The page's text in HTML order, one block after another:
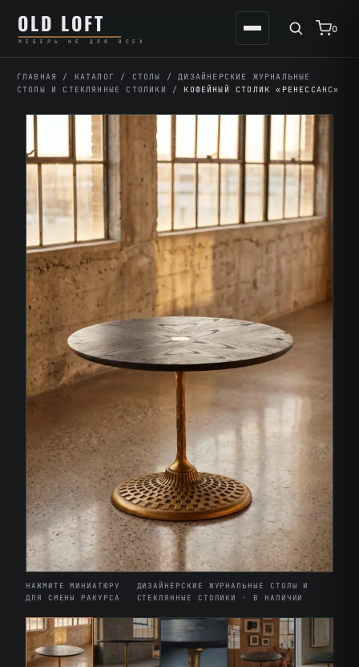
содержимому
содержимому
OLD LOFT
МЕБЕЛЬ НЕ ДЛЯ ВСЕХ
0
ГЛАВНАЯ / КАТАЛОГ / СТОЛЫ /ДИЗАЙНЕРСКИЕ ЖУРНАЛЬНЫЕ
СТОЛЫ И СТЕКЛЯННЫЕ СТОЛИКИ
/ КОФЕЙНЫЙ СТОЛИК «РЕНЕССАНС»
НАЖМИТЕ МИНИАТЮРУ
ДЛЯ СМЕНЫ РАКУРСА
ДИЗАЙНЕРСКИЕ ЖУРНАЛЬНЫЕ СТОЛЫ И
СТЕКЛЯННЫЕ СТОЛИКИ · В НАЛИЧИИ